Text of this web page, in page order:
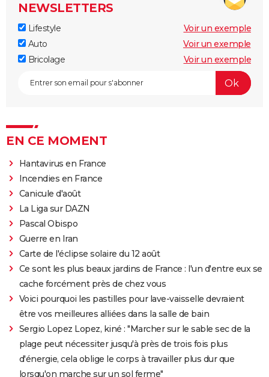
NEWSLETTERS
Lifestyle
Voir un exemple
Auto
Voir un exemple
Bricolage
Voir un exemple
EN CE MOMENT
Hantavirus en France
Incendies en France
Canicule d'août
La Liga sur DAZN
Pascal Obispo
Guerre en Iran
Carte de l'éclipse solaire du 12 août
Ce sont les plus beaux jardins de France : l'un d'entre eux se
cache forcément près de chez vous
Voici pourquoi les pastilles pour lave-vaisselle devraient
être vos meilleures alliées dans la salle de bain
Sergio Lopez Lopez, kiné : "Marcher sur le sable sec de la
plage peut nécessiter jusqu'à près de trois fois plus
d'énergie, cela oblige le corps à travailler plus dur que
lorsqu'on marche sur un sol ferme"